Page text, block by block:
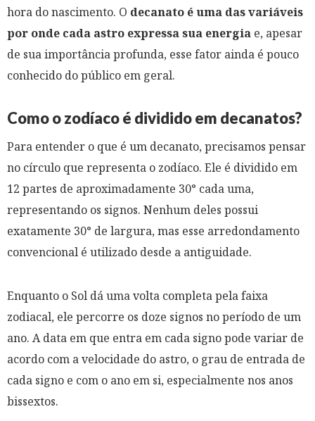
hora do nascimento. O decanato é uma das variáveis
por onde cada astro expressa sua energia e, apesar
de sua importância profunda, esse fator ainda é pouco
conhecido do público em geral.
Como o zodíaco é dividido em decanatos?
Para entender o que é um decanato, precisamos pensar
no círculo que representa o zodíaco. Ele é dividido em
12 partes de aproximadamente 30° cada uma,
representando os signos. Nenhum deles possui
exatamente 30° de largura, mas esse arredondamento
convencional é utilizado desde a antiguidade.
Enquanto o Sol dá uma volta completa pela faixa
zodiacal, ele percorre os doze signos no período de um
ano. A data em que entra em cada signo pode variar de
acordo com a velocidade do astro, o grau de entrada de
cada signo e com o ano em si, especialmente nos anos
bissextos.